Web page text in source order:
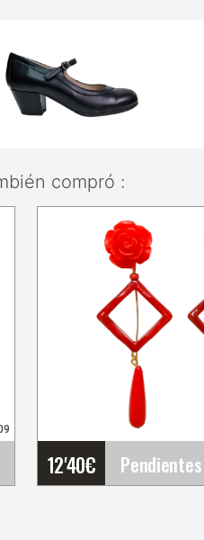
compró :
12'40€